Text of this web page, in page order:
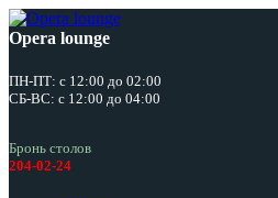
Opera lounge
ПН-ПТ: с 12:00 до 02:00
СБ-ВС: с 12:00 до 04:00
Бронь столов
204-02-24